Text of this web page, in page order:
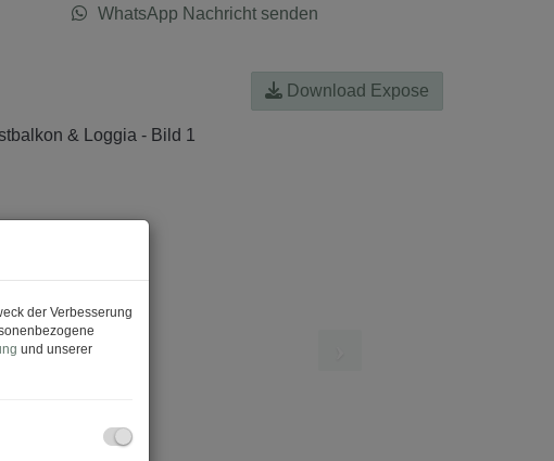
WhatsApp Nachricht senden
Download Expose
der Verbesserung
und unserer